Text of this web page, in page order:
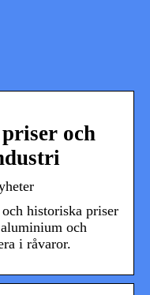
och
historiska priser
och
i råvaror.